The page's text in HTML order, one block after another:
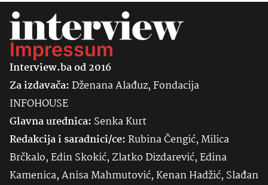
Impressum
Interview.ba od 2016
Za izdavača:Dženana Alađuz, Fondacija
INFOHOUSE
Glavna urednica: SenkaKurt
Redakcija i saradnici/ce:Rubina Čengić, Milica
Brčkalo, Edin Skokić, Zlatko Dizdarević, Edina
Kamenica, Anisa Mahmutović, Kenan Hadžić, Slađan